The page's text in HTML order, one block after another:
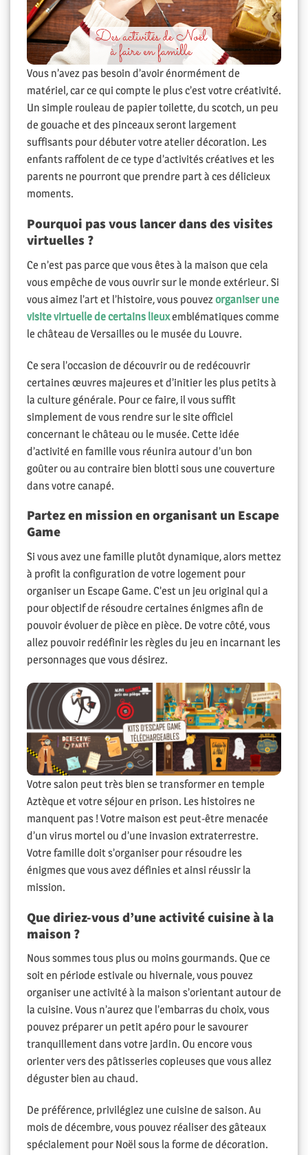
Vous n’avez pas besoin d’avoir énormément de
matériel, car ce qui compte le plus c’est votre créativité.
Un simple rouleau de papier toilette, du scotch, un peu
de gouache et des pinceaux seront largement
suffisants pour débuter votre atelier décoration. Les
enfants raffolent de ce type d’activités créatives et les
parents ne pourront que prendre part à ces délicieux
moments.
Pourquoi pas vous lancer dans des visites
virtuelles ?
Ce n’est pas parce que vous êtes à la maison que cela
vous empêche de vous ouvrir sur le monde extérieur. Si
vous aimez l’art et l’histoire, vous pouvez organiser une
visite virtuelle de certains lieuxemblématiques comme
le château de Versailles ou le musée du Louvre.
Ce sera l’occasion de découvrir ou de redécouvrir
certaines œuvres majeures et d’initier les plus petits à
la culture générale. Pour ce faire, il vous suffit
simplement de vous rendre sur le site officiel
concernant le château ou le musée. Cette idée
d’activité en famille vous réunira autour d’un bon
goûter ou au contraire bien blotti sous une couverture
dans votre canapé.
Partez en mission en organisant un Escape
Game
Si vous avez une famille plutôt dynamique, alors mettez
à profit la configuration de votre logement pour
organiser un Escape Game. C’est un jeu original qui a
pour objectif de résoudre certaines énigmes afin de
pouvoir évoluer de pièce en pièce. De votre côté, vous
allez pouvoir redéfinir les règles du jeu en incarnant les
personnages que vous désirez.
Votre salon peut très bien se transformer en temple
Aztèque et votre séjour en prison. Les histoires ne
manquent pas ! Votre maison est peut-être menacée
d’un virus mortel ou d’une invasion extraterrestre.
Votre famille doit s’organiser pour résoudre les
énigmes que vous avez définies et ainsi réussir la
mission.
Que diriez-vous d’une activité cuisine à la
maison ?
Nous sommes tous plus ou moins gourmands. Que ce
soit en période estivale ou hivernale, vous pouvez
organiser une activité à la maison s’orientant autour de
la cuisine. Vous n’aurez que l’embarras du choix, vous
pouvez préparer un petit apéro pour le savourer
tranquillement dans votre jardin. Ou encore vous
orienter vers des pâtisseries copieuses que vous allez
déguster bien au chaud.
De préférence, privilégiez une cuisine de saison. Au
mois de décembre, vous pouvez réaliser des gâteaux
spécialement pour Noël sous la forme de décoration.